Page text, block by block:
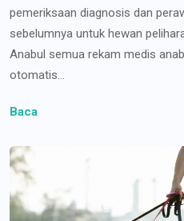
pemeriksaan diagnosis dan
sebelumnya untuk hewan
Anabul semua rekam medis
otomatis...
Baca